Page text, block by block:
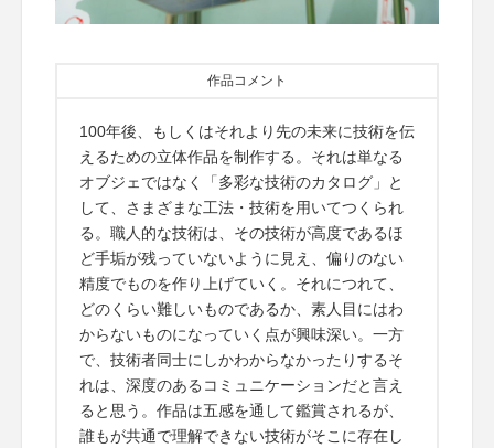
作品コメント
100年後、もしくはそれより先の未来に技術を伝
えるための立体作品を制作する。それは単なる
オブジェではなく「多彩な技術のカタログ」と
して、さまざまな工法・技術を用いてつくられ
る。職人的な技術は、その技術が高度であるほ
ど手垢が残っていないように見え、偏りのない
精度でものを作り上げていく。それにつれて、
どのくらい難しいものであるか、素人目にはわ
からないものになっていく点が興味深い。一方
で、技術者同士にしかわからなかったりするそ
れは、深度のあるコミュニケーションだと言え
ると思う。作品は五感を通して鑑賞されるが、
誰もが共通で理解できない技術がそこに存在し